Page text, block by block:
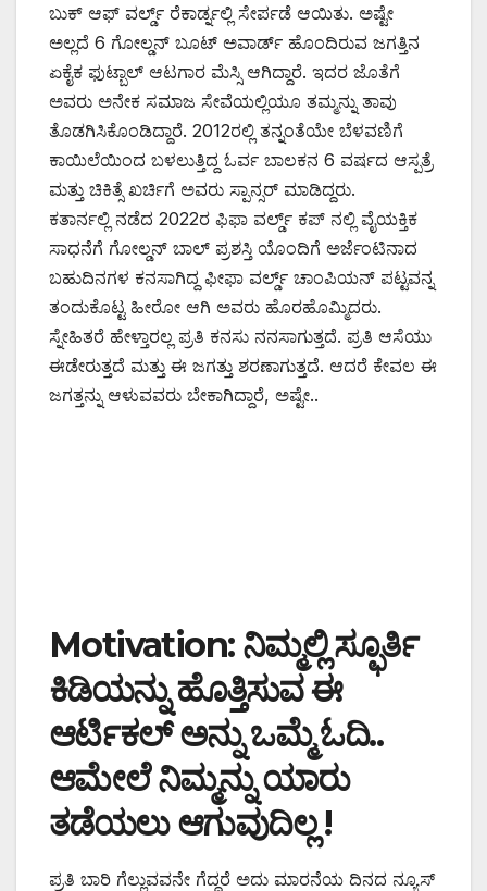
ಬುಕ್ ಆಫ್ ವರ್ಲ್ಡ್ ರೆಕಾರ್ಡ್ನಲ್ಲಿ ಸೇರ್ಪಡೆ ಆಯಿತು. ಅಷ್ಟೇ
ಅಲ್ಲದೆ 6 ಗೋಲ್ಡನ್ ಬೂಟ್ ಅವಾರ್ಡ್ ಹೊಂದಿರುವ ಜಗತ್ತಿನ
ಏಕೈಕ ಫುಟ್ಬಾಲ್ ಆಟಗಾರ ಮೆಸ್ಸಿ ಆಗಿದ್ದಾರೆ. ಇದರ ಜೊತೆಗೆ
ಅವರು ಅನೇಕ ಸಮಾಜ ಸೇವೆಯಲ್ಲಿಯೂ ತಮ್ಮನ್ನು ತಾವು
ತೊಡಗಿಸಿಕೊಂಡಿದ್ದಾರೆ. 2012ರಲ್ಲಿ ತನ್ನಂತೆಯೇ ಬೆಳವಣಿಗೆ
ಕಾಯಿಲೆಯಿಂದ ಬಳಲುತ್ತಿದ್ದ ಓರ್ವ ಬಾಲಕನ 6 ವರ್ಷದ ಆಸ್ಪತ್ರೆ
ಮತ್ತು ಚಿಕಿತ್ಸೆ ಖರ್ಚಿಗೆ ಅವರು ಸ್ಪಾನ್ಸರ್ ಮಾಡಿದ್ದರು.
ಕತಾರ್ನಲ್ಲಿ ನಡೆದ 2022ರ ಫಿಫಾ ವರ್ಲ್ಡ್ ಕಪ್ ನಲ್ಲಿ ವೈಯಕ್ತಿಕ
ಸಾಧನೆಗೆ ಗೋಲ್ಡನ್ ಬಾಲ್ ಪ್ರಶಸ್ತಿ ಯೊಂದಿಗೆ ಅರ್ಜೆಂಟಿನಾದ
ಬಹುದಿನಗಳ ಕನಸಾಗಿದ್ದ ಫೀಫಾ ವರ್ಲ್ಡ್ ಚಾಂಪಿಯನ್ ಪಟ್ಟವನ್ನ
ತಂದುಕೊಟ್ಟ ಹೀರೋ ಆಗಿ ಅವರು ಹೊರಹೊಮ್ಮಿದರು.
ಸ್ನೇಹಿತರೆ ಹೇಳ್ತಾರಲ್ಲ ಪ್ರತಿ ಕನಸು ನನಸಾಗುತ್ತದೆ. ಪ್ರತಿ ಆಸೆಯು
ಈಡೇರುತ್ತದೆ ಮತ್ತು ಈ ಜಗತ್ತು ಶರಣಾಗುತ್ತದೆ. ಆದರೆ ಕೇವಲ ಈ
ಜಗತ್ತನ್ನು ಆಳುವವರು ಬೇಕಾಗಿದ್ದಾರೆ, ಅಷ್ಟೇ..
Motivation: ನಿಮ್ಮಲ್ಲಿ ಸ್ಫೂರ್ತಿ
ಕಿಡಿಯನ್ನು ಹೊತ್ತಿಸುವ ಈ
ಆರ್ಟಿಕಲ್ ಅನ್ನು ಒಮ್ಮೆ ಓದಿ..
ಆಮೇಲೆ ನಿಮ್ಮನ್ನು ಯಾರು
ತಡೆಯಲು ಆಗುವುದಿಲ್ಲ !
ಪ್ರತಿ ಬಾರಿ ಗೆಲ್ಲುವವನೇ ಗೆದ್ದರೆ ಅದು ಮಾರನೆಯ ದಿನದ ನ್ಯೂಸ್